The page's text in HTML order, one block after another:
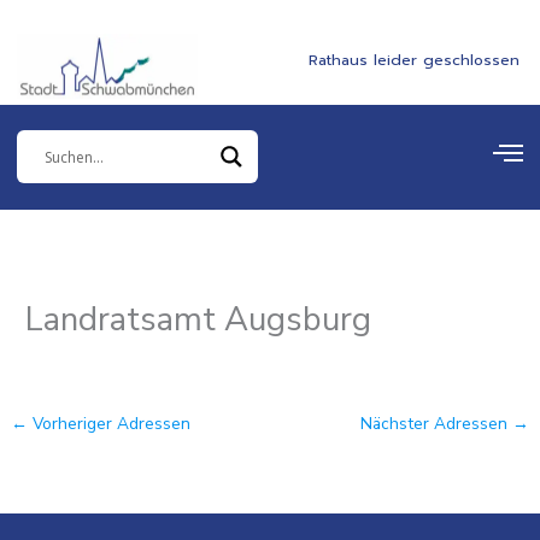
springen
Rathaus leider geschlossen
Landratsamt Augsburg
← Vorheriger Adressen Nächster Adressen →